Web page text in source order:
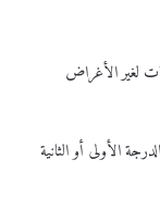
لغير الأغراض
الأولى أو الثانية